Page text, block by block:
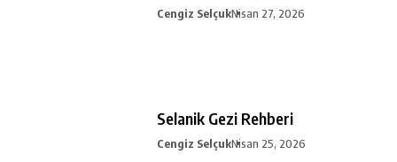
Cengiz SelçukNisan 27, 2026
Selanik Gezi Rehberi
Cengiz SelçukNisan 25, 2026